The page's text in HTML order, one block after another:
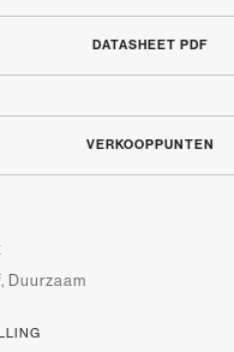
DATASHEET PDF
VERKOOPPUNTEN
Duurzaam